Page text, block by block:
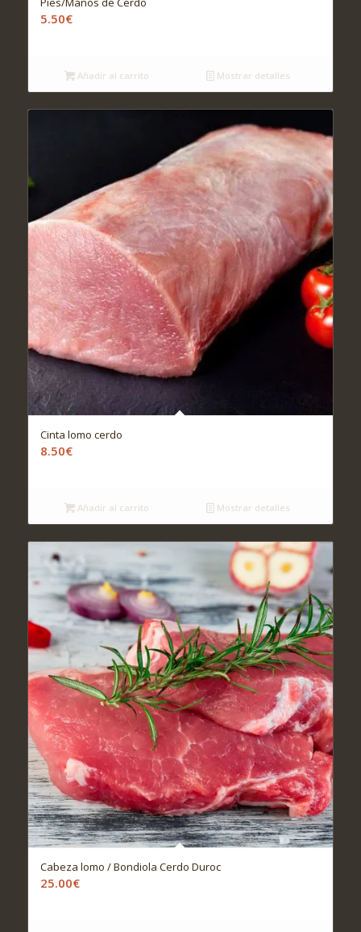
5.50€
Añadir al carrito Mostrar detalles
Cinta lomo cerdo
8.50€
Añadir al carrito Mostrar detalles
Cabeza lomo / Bondiola Cerdo Duroc
25.00€